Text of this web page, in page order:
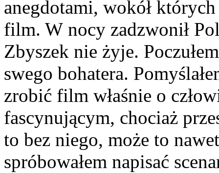
anegdotami, wokół
film. W nocy za­dzwonił
Zbyszek nie żyje.
swego bohatera.
zrobić film wła­śnie o
fascynującym, cho­ciaż
to bez niego, może to
spróbowałem napisać